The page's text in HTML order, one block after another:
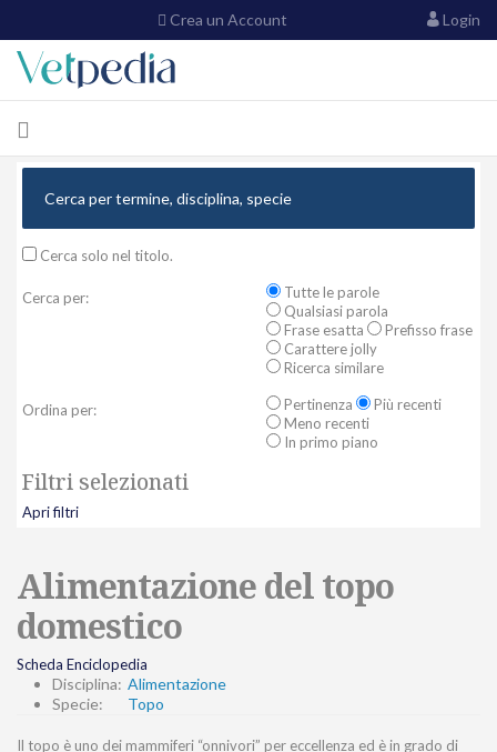
Crea un Account Login
Cerca solo nel titolo.
Cerca per:
Tutte le parole
Qualsiasi parola
Frase esatta
Prefisso frase
Carattere jolly
Ricerca similare
Ordina per: Pertinenza
Più recenti
Meno recenti
In primo piano
Filtri selezionati
Apri filtri
Alimentazione del topo
domestico
Scheda Enciclopedia
Disciplina: Alimentazione
Specie:
Topo
Il topo è uno dei mammiferi “onnivori” per eccellenza ed è in grado di